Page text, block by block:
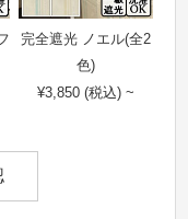
完全遮光 ノエル(全2
色)
¥3,850 (税込) ~